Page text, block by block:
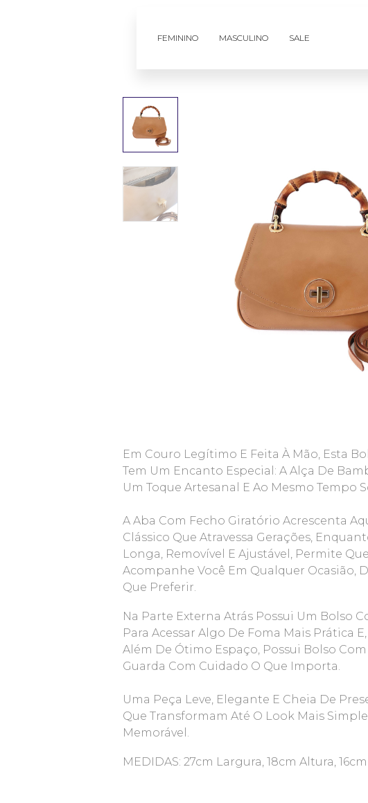
FEMININO MASCULINO SALE
Em Couro Legítimo E Feita À Mão, Esta
Tem Um Encanto Especial: A Alça De
Um Toque Artesanal E Ao Mesmo Tempo
A Aba Com Fecho Giratório Acrescenta
Clássico Que Atravessa Gerações,
Longa, Removível E Ajustável, Permite
Acompanhe Você Em Qualquer Ocasião,
Que Preferir.
Na Parte Externa Atrás Possui Um Bolso
Para Acessar Algo De Foma Mais Prática
Além De Ótimo Espaço, Possui Bolso
Guarda Com Cuidado O Que Importa.
Uma Peça Leve, Elegante E Cheia De
Que Transformam Até O Look Mais
Memorável.
MEDIDAS: 27cm Largura, 18cm Altura,